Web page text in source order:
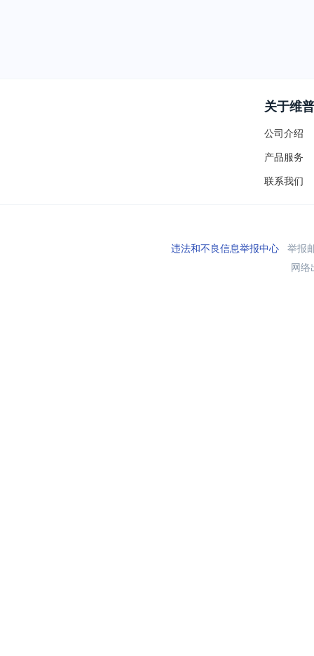
关于维普
公司介绍
产品服务
联系我们
违法和不良信息举报中心举报
网